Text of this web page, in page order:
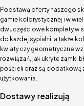
Podstawą oferty naszego
gamie kolorystycznej i w
dwuczęściowe komplety w
do każdej sypialni, a także
kwiaty czy geometryczne
rozwiązań, jak ukryte zamki
pościeli oraz są dodatkową
użytkowania.
Dostawy realizują